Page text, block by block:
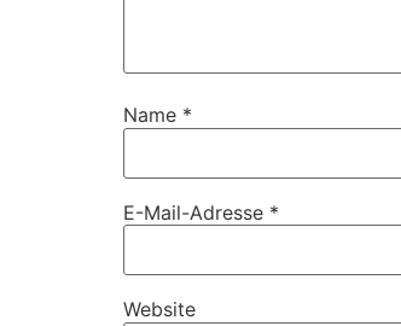
Name *
E-Mail-Adresse *
Website